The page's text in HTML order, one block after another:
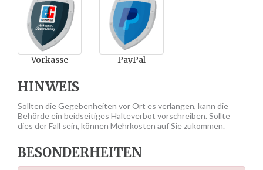
Vorkasse PayPal
HINWEIS
Sollten die Gegebenheiten vor Ort es verlangen, kann die
Behörde ein beidseitiges Halteverbot vorschreiben. Sollte
dies der Fall sein, können Mehrkosten auf Sie zukommen.
BESONDERHEITEN